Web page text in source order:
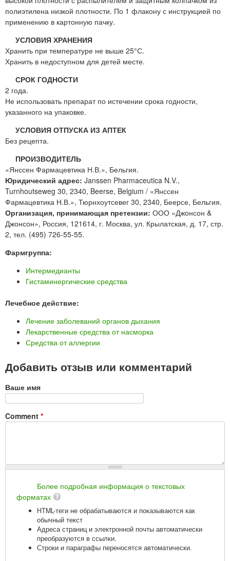
полиэтилена низкой плотности. По 1 флакону с инструкцией по
применению в картонную пачку.
УСЛОВИЯ ХРАНЕНИЯ
Хранить при температуре не выше 25°С.
Хранить в недоступном для детей месте.
СРОК ГОДНОСТИ
2 года.
Не использовать препарат по истечении срока годности,
указанного на упаковке.
УСЛОВИЯ ОТПУСКА ИЗ АПТЕК
Без рецепта.
ПРОИЗВОДИТЕЛЬ
«Янссен Фармацевтика Н.В.», Бельгия.
Юридический адрес: Janssen Pharmaceutica N.V.,
Turnhoutseweg 30, 2340, Beerse, Belgium / «Янссен
Фармацевтика Н.В.», Тюрнхоутсевег 30, 2340, Беерсе, Бельгия.
Организация, принимающая претензии: ООО «Джонсон &
Джонсон», Россия, 121614, г. Москва, ул. Крылатская, д. 17, стр.
2, тел. (495) 726-55-55.
Фармгруппа:
Интермедианты
Гистаминергические средства
Лечебное действие:
Лечение заболеваний органов дыхания
Лекарственные средства от насморка
Средства от аллергии
Добавить отзыв или комментарий
Ваше имя
Comment *
Более подробная информация о текстовых
форматах
HTML-теги не обрабатываются и показываются как
обычный текст
Адреса страниц и электронной почты автоматически
преобразуются в ссылки.
Строки и параграфы переносятся автоматически.